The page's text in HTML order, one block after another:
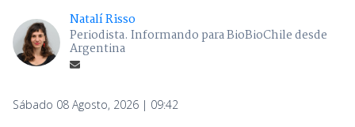
Natalí Risso
Periodista. Informando para BioBioChile desde
Argentina
Sábado 08 Agosto, 2026 | 09:42